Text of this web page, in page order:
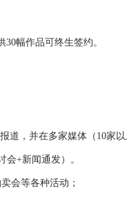
30幅作品可终生签约。
，并在多家媒体（10家
+新闻通发）。
会等各种活动；